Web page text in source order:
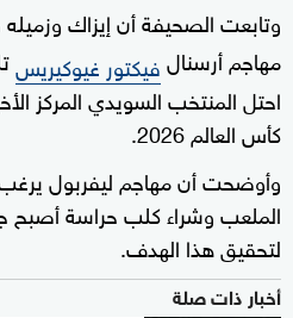
وتابعت الصحيفة أن إيزاك
مهاجم أرسنالفيكتور غيوكيريس
احتل المنتخب السويدي المركز
كأس العالم 2026.
وأوضحت أن مهاجم ليفربول يرغب
الملعب وشراء كلب حراسة أصبح
لتحقيق هذا الهدف.
أخبار ذات صلة